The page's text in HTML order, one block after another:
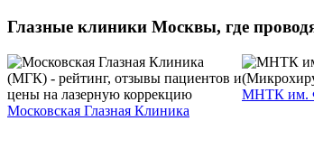
Глазные клиники Москвы, где
Московская Глазная Клиника
МНТК им.